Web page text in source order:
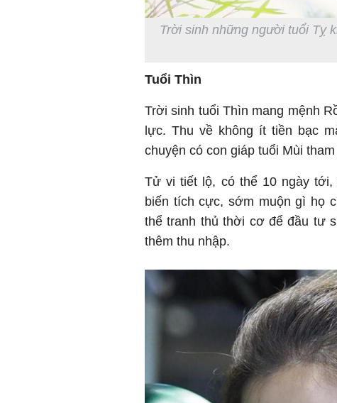
Trời sinh những người tuổi Tỵ
Tuổi Thìn
Trời sinh tuổi Thìn mang mệnh
lực. Thu về không ít tiền bạc
chuyện có con giáp tuổi Mùi
Tử vi tiết lộ, có thể 10 ngày tới,
biến tích cực, sớm muộn gì họ
thể tranh thủ thời cơ để đầu tư
thêm thu nhập.